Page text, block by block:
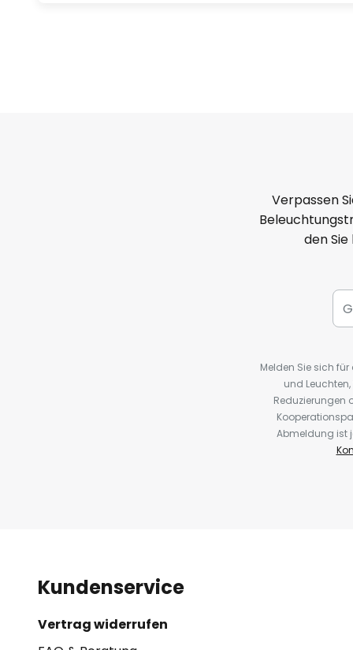
Verpassen
den
Melden Sie sich
und
Reduzierungen
Abmeldung ist
Kundenservice
Vertrag widerrufen